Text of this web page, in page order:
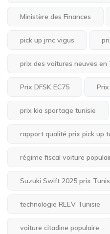
Ministère des Finances
pick up jmc vigus
prix des voitures neuves en
Prix DFSK EC75
prix kia sportage tunisie
rapport qualité prix pick up
régime fiscal voiture
Suzuki Swift 2025 prix
technologie REEV Tunisie
voiture citadine populaire